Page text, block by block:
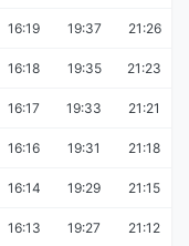
16:19 19:37 21:26
16:18 19:35 21:23
16:17 19:33 21:21
16:16 19:31 21:18
16:14 19:29 21:15
16:13 19:27 21:12